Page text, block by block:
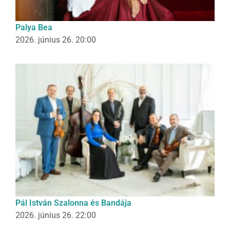
Palya Bea
2026. június 26. 20:00
Pál István Szalonna és Bandája
2026. június 26. 22:00